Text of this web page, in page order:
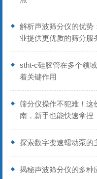
解析声波筛分仪的优势
业提供更优质的筛分服
stht-c硅胶管在多个领
着关键作用
筛分仪操作不犯难！这
南，新手也能快速拿捏
探索数字变速蠕动泵的
揭秘声波筛分仪的多种